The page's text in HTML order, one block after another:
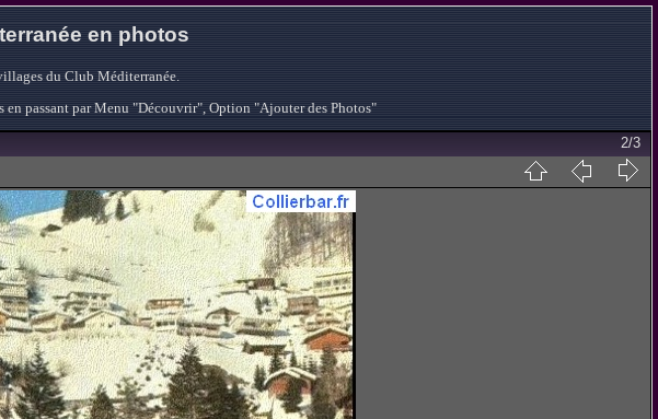
en photos
du Club Méditerranée.
passant par Menu "Découvrir", Option "Ajouter des Photos"
2/3